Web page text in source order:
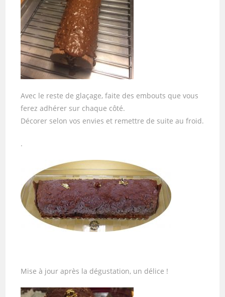
Avec le reste de glaçage, faite des embouts que vous
ferez adhérer sur chaque côté.
Décorer selon vos envies et remettre de suite au froid.
.
Mise à jour après la dégustation, un délice !